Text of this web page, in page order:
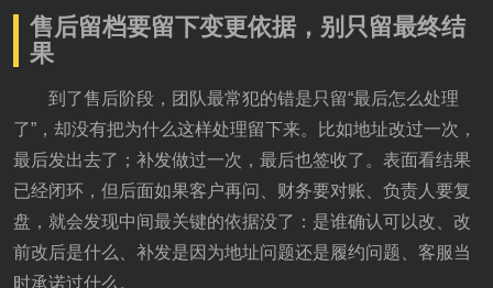
售后留档要留下变更依据，别只留最终结
果
到了售后阶段，团队最常犯的错是只留“最后怎么处理
了”，却没有把为什么这样处理留下来。比如地址改过一次，
最后发出去了；补发做过一次，最后也签收了。表面看结果
已经闭环，但后面如果客户再问、财务要对账、负责人要复
盘，就会发现中间最关键的依据没了：是谁确认可以改、改
前改后是什么、补发是因为地址问题还是履约问题、客服当
时承诺过什么。